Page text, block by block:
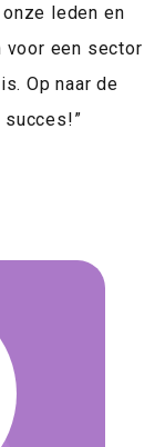
leden en
een sector
Op naar de
succes!”